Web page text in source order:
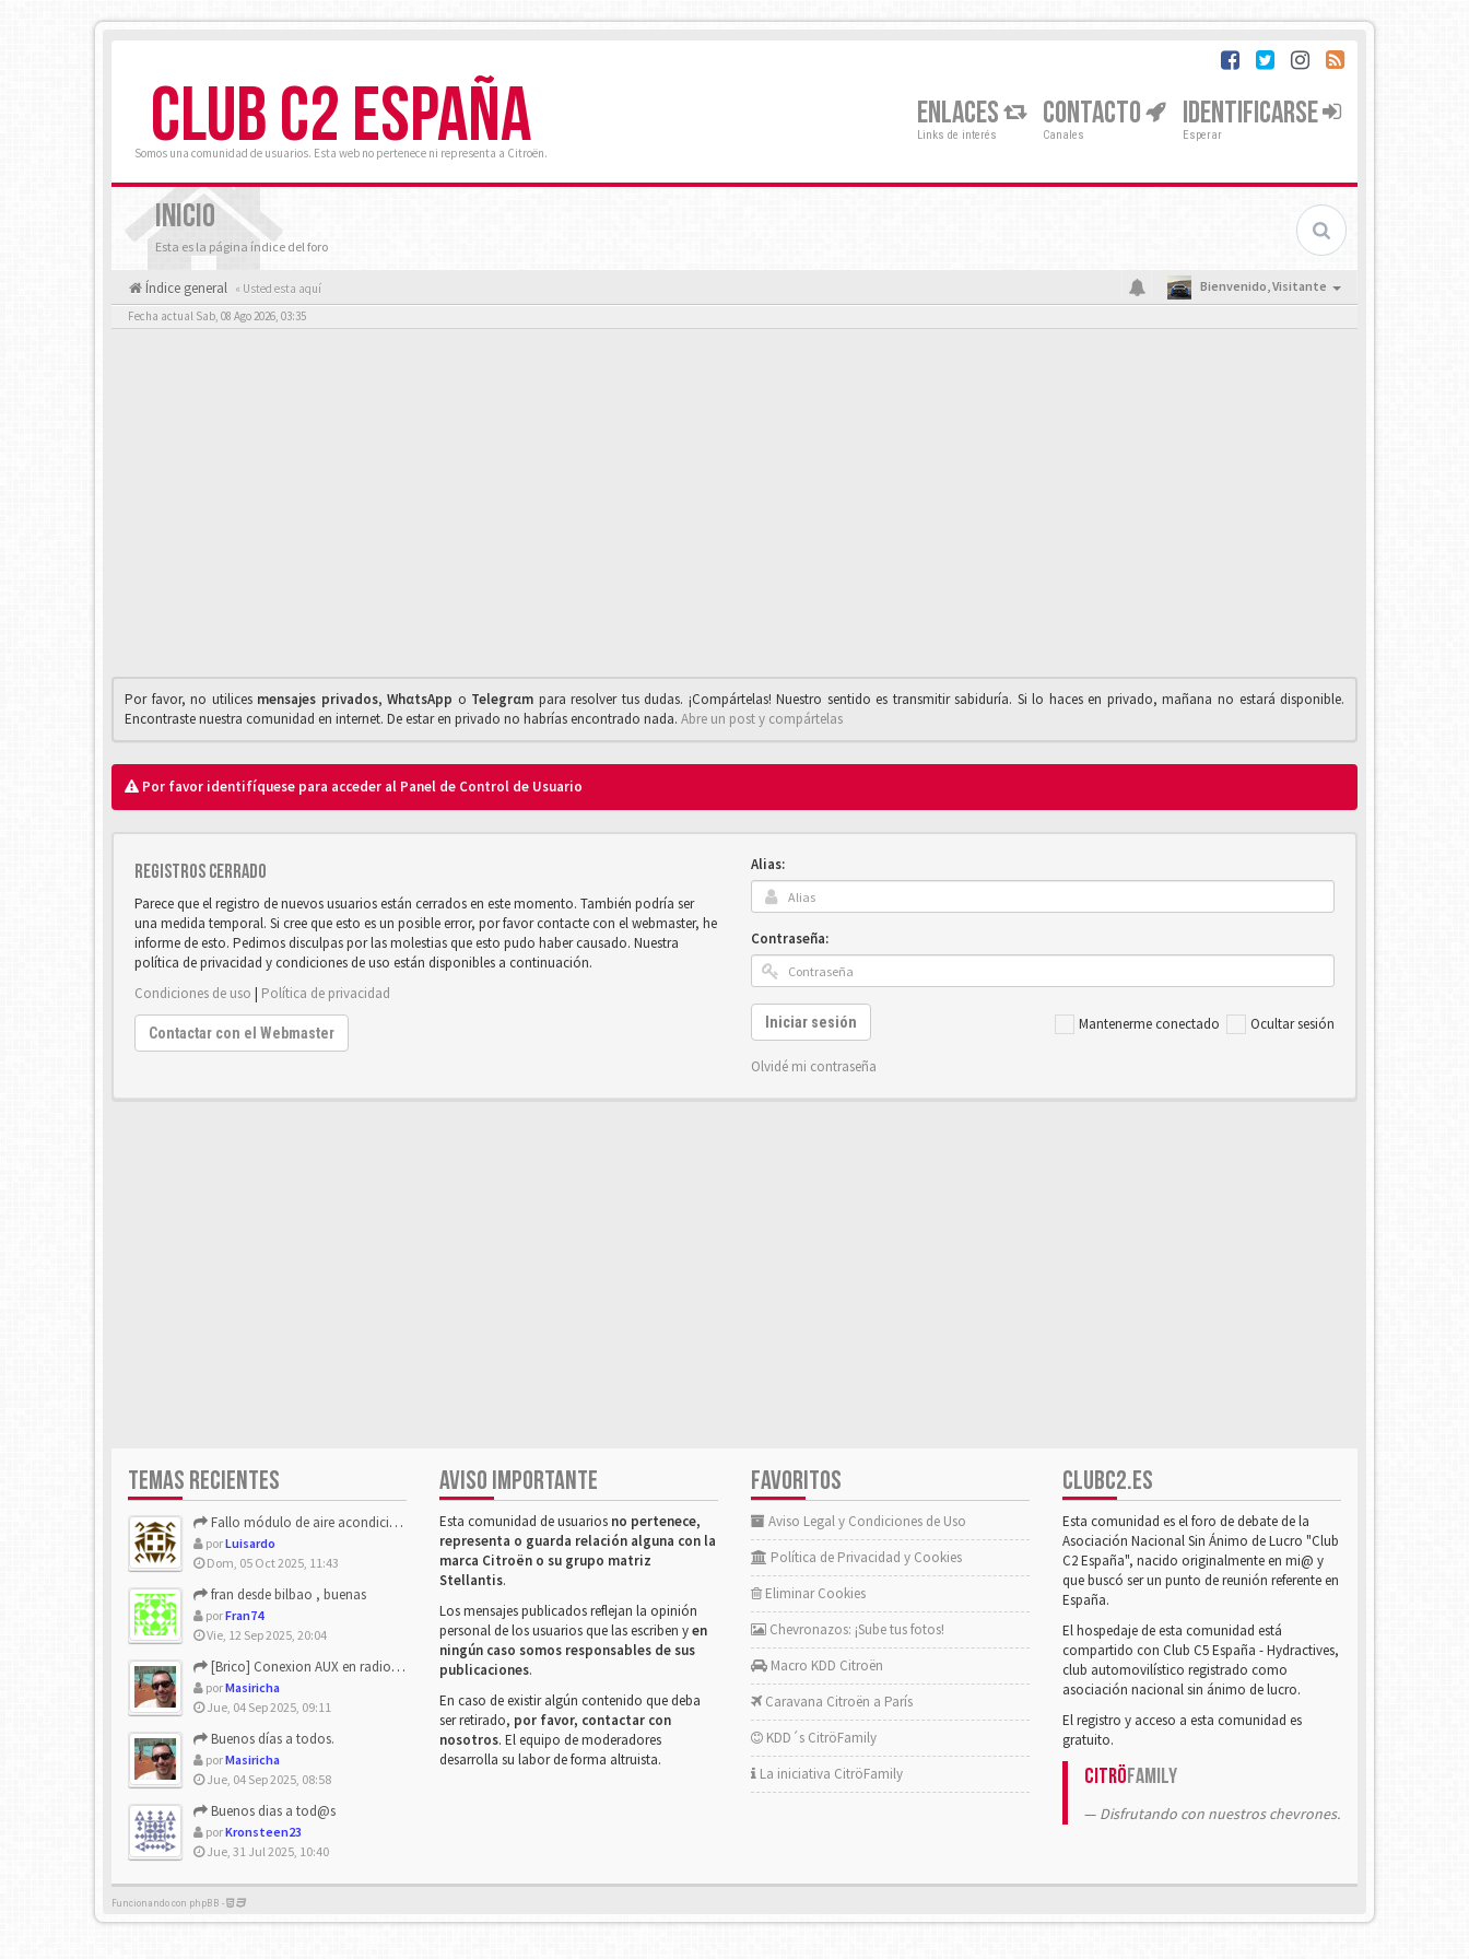
CLUB C2 ESPAÑA
Somos una comunidad de usuarios. Esta web no pertenece ni representa a Citroën.
ENLACES
Links de interés
CONTACTO
Canales
IDENTIFICARSE
Esperar
INICIO
Esta es la página índice del foro
Índice general « Usted esta aquí Bienvenido,Visitante
Fecha actual Sab, 08 Ago 2026, 03:35
Por favor, no utilices mensajes privados,WhαtsApp o Telegrαm para resolver tus dudas. ¡Compártelas! Nuestro sentido es transmitir sabiduría. Si lo haces en privado, mañana no estará disponible.
Encontraste nuestra comunidad en internet. De estar en privado no habrías encontrado nada. Abre un post y compártelas
Por favor identifíquese para acceder al Panel de Control de Usuario
Registros cerrado
Parece que el registro de nuevos usuarios están cerrados en este momento. También podría ser
una medida temporal. Si cree que esto es un posible error, por favor contacte con el webmaster, he
informe de esto. Pedimos disculpas por las molestias que esto pudo haber causado. Nuestra
política de privacidad y condiciones de uso están disponibles a continuación.
Condiciones de uso | Política de privacidad
Contactar con el Webmaster
Alias:
Contraseña:
Mantenerme conectado Ocultar sesión
Iniciar sesión
Olvidé mi contraseña
TEMAS RECIENTES
Fallo módulo de aire acondicionado
porLuisardo
Dom, 05 Oct 2025, 11:43
fran desde bilbao , buenas
porFran74
Vie, 12 Sep 2025, 20:04
[Brico] Conexion AUX en radio de origen
porMasiricha
Jue, 04 Sep 2025, 09:11
Buenos días a todos.
porMasiricha
Jue, 04 Sep 2025, 08:58
Buenos dias a tod@s
porKronsteen23
Jue, 31 Jul 2025, 10:40
AVISO IMPORTANTE
Esta comunidad de usuarios no pertenece,
representa o guarda relación alguna con la
marca Citroën o su grupo matriz
Stellantis.
Los mensajes publicados reflejan la opinión
personal de los usuarios que las escriben yen
ningún caso somos responsables de sus
publicaciones.
En caso de existir algún contenido que deba
ser retirado, por favor, contactar con
nosotros. El equipo de moderadores
desarrolla su labor de forma altruista.
FAVORITOS
Aviso Legal y Condiciones de Uso
Política de Privacidad y Cookies
Eliminar Cookies
Chevronazos: ¡Sube tus fotos!
Macro KDD Citroën
Caravana Citroën a París
KDD´s CitröFamily
La iniciativa CitröFamily
CLUBC2.ES
Esta comunidad es el foro de debate de la
Asociación Nacional Sin Ánimo de Lucro "Club
C2 España", nacido originalmente en mi@ y
que buscó ser un punto de reunión referente en
España.
El hospedaje de esta comunidad está
compartido con Club C5 España - Hydractives,
club automovilístico registrado como
asociación nacional sin ánimo de lucro.
El registro y acceso a esta comunidad es
gratuito.
CitröFamily
Disfrutando con nuestros chevrones.
Funcionando con phpBB -